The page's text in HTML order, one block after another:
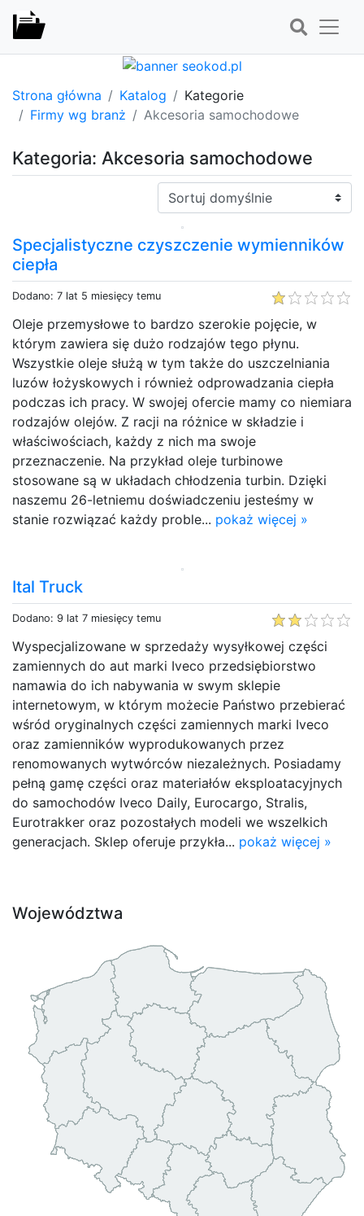
Strona główna Katalog
Kategorie
Firmy wg branż
Akcesoria samochodowe
Kategoria: Akcesoria samochodowe
Sortuj:
Specjalistyczne czyszczenie wymienników
ciepła
Dodano: 7 lat 5 miesięcy temu
Oleje przemysłowe to bardzo szerokie pojęcie, w
którym zawiera się dużo rodzajów tego płynu.
Wszystkie oleje służą w tym także do uszczelniania
luzów łożyskowych i również odprowadzania ciepła
podczas ich pracy. W swojej ofercie mamy co niemiara
rodzajów olejów. Z racji na różnice w składzie i
właściwościach, każdy z nich ma swoje
przeznaczenie. Na przykład oleje turbinowe
stosowane są w układach chłodzenia turbin. Dzięki
naszemu 26-letniemu doświadczeniu jesteśmy w
stanie rozwiązać każdy proble... pokaż więcej »
Ital Truck
Dodano: 9 lat 7 miesięcy temu
Wyspecjalizowane w sprzedaży wysyłkowej części
zamiennych do aut marki Iveco przedsiębiorstwo
namawia do ich nabywania w swym sklepie
internetowym, w którym możecie Państwo przebierać
wśród oryginalnych części zamiennych marki Iveco
oraz zamienników wyprodukowanych przez
renomowanych wytwórców niezależnych. Posiadamy
pełną gamę części oraz materiałów eksploatacyjnych
do samochodów Iveco Daily, Eurocargo, Stralis,
Eurotrakker oraz pozostałych modeli we wszelkich
generacjach. Sklep oferuje przykła... pokaż więcej »
Województwa